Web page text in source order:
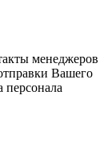
менеджеров
Вашего
персонала